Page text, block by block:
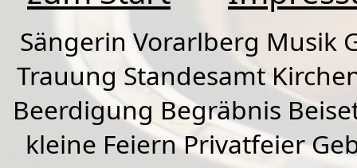
Sängerin Vorarlberg Musik
Trauung Standesamt
Beerdigung Begräbnis
kleine Feiern Privatfeier